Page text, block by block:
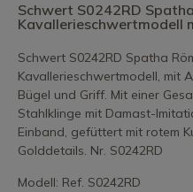
Schwert S0242RD
Kavallerieschwertmodell
Schwert S0242RD Spatha
Kavallerieschwertmodell, mit
Bügel und Griff. Mit einer
Stahlklinge mit Damast-
Einband, gefüttert mit rotem
Golddetails. Nr. S0242RD
Modell: Ref. S0242RD